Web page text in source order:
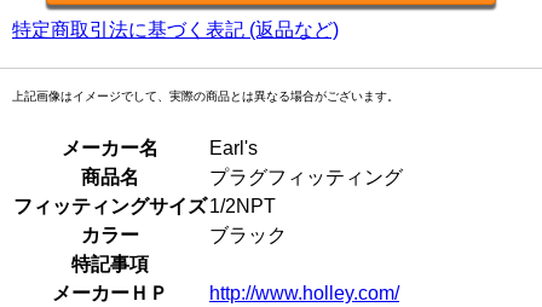
特定商取引法に基づく表記 (返品など)
上記画像はイメージでして、実際の商品とは異なる場合がございます。
メーカー名
Earl's
商品名
プラグフィッティング
フィッティングサイズ1/2NPT
カラー
ブラック
特記事項
メーカーＨＰ
http://www.holley.com/